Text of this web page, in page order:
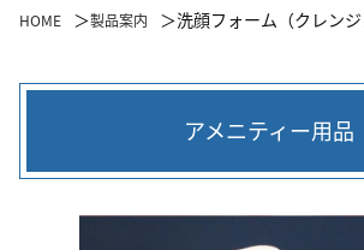
HOME ＞製品案内 ＞洗顔フォーム（クレンジ
アメニティー用品